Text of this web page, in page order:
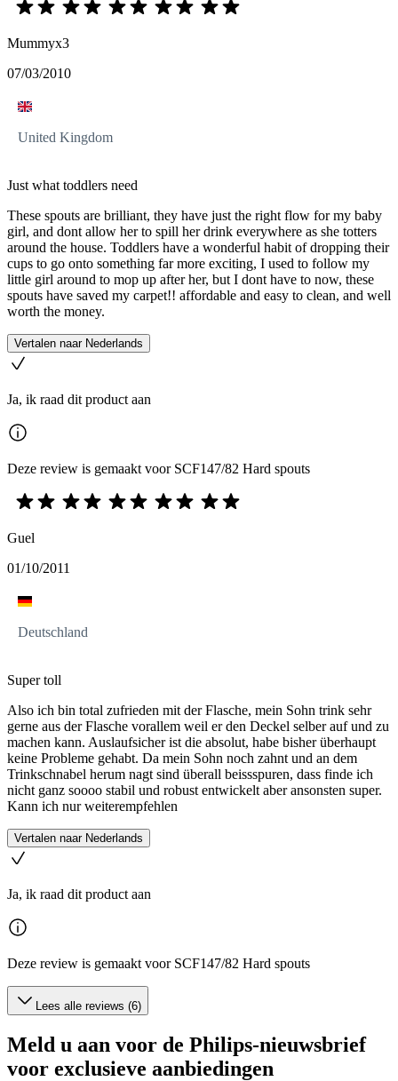
Mummyx3
07/03/2010
United Kingdom
Just what toddlers need
These spouts are brilliant, they have just the right flow for my baby
girl, and dont allow her to spill her drink everywhere as she totters
around the house. Toddlers have a wonderful habit of dropping their
cups to go onto something far more exciting, I used to follow my
little girl around to mop up after her, but I dont have to now, these
spouts have saved my carpet!! affordable and easy to clean, and well
worth the money.
Vertalen naar Nederlands
Ja, ik raad dit product aan
Deze review is gemaakt voor SCF147/82 Hard spouts
Guel
01/10/2011
Deutschland
Super toll
Also ich bin total zufrieden mit der Flasche, mein Sohn trink sehr
gerne aus der Flasche vorallem weil er den Deckel selber auf und zu
machen kann. Auslaufsicher ist die absolut, habe bisher überhaupt
keine Probleme gehabt. Da mein Sohn noch zahnt und an dem
Trinkschnabel herum nagt sind überall beissspuren, dass finde ich
nicht ganz soooo stabil und robust entwickelt aber ansonsten super.
Kann ich nur weiterempfehlen
Vertalen naar Nederlands
Ja, ik raad dit product aan
Deze review is gemaakt voor SCF147/82 Hard spouts
Lees alle reviews (6)
Meld u aan voor de Philips-nieuwsbrief
voor exclusieve aanbiedingen